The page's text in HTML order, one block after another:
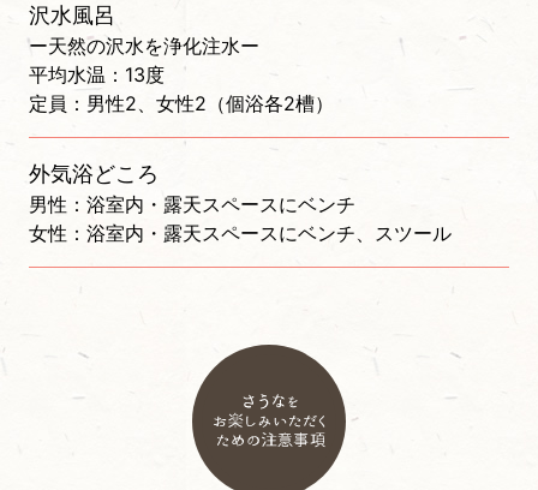
沢水風呂
ー天然の沢水を浄化注水ー
平均水温：13度
定員：男性2、女性2（個浴各2槽）
外気浴どころ
男性：浴室内・露天スペースにベンチ
女性：浴室内・露天スペースにベンチ、スツール